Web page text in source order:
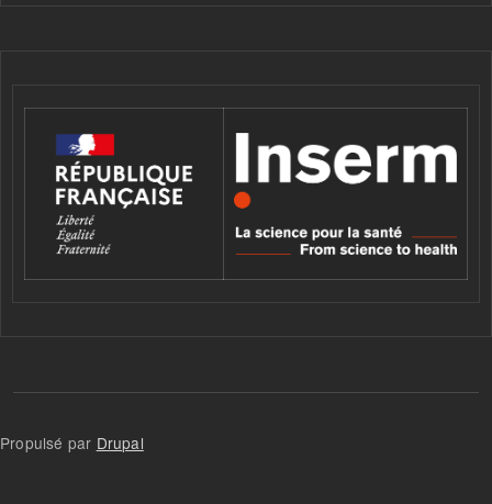
Propulsé par Drupal